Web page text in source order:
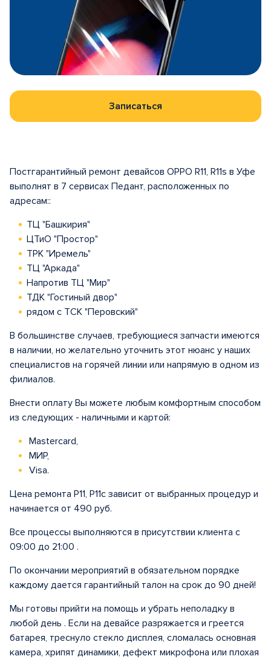
Записаться
Постгарантийный ремонт девайсов OPPO R11, R11s в Уфе
выполнят в 7 сервисах Педант, расположенных по
адресам::
ТЦ "Башкирия"
ЦТиО "Простор"
ТРК "Иремель"
ТЦ "Аркада"
Напротив ТЦ "Мир"
ТДК "Гостиный двор"
рядом с ТСК "Перовский"
В большинстве случаев, требующиеся запчасти имеются
в наличии, но желательно уточнить этот нюанс у наших
специалистов на горячей линии или напрямую в одном из
филиалов.
Внести оплату Вы можете любым комфортным способом
из следующих - наличными и картой:
Mastercard,
МИР,
Visa.
Цена ремонта Р11, Р11с зависит от выбранных процедур и
начинается от 490 руб.
Все процессы выполняются в присутствии клиента с
09:00 до 21:00 .
По окончании мероприятий в обязательном порядке
каждому дается гарантийный талон на срок до 90 дней!
Мы готовы прийти на помощь и убрать неполадку в
любой день . Если на девайсе разряжается и греется
батарея, треснуло стекло дисплея, сломалась основная
камера, хрипят динамики, дефект микрофона или плохая